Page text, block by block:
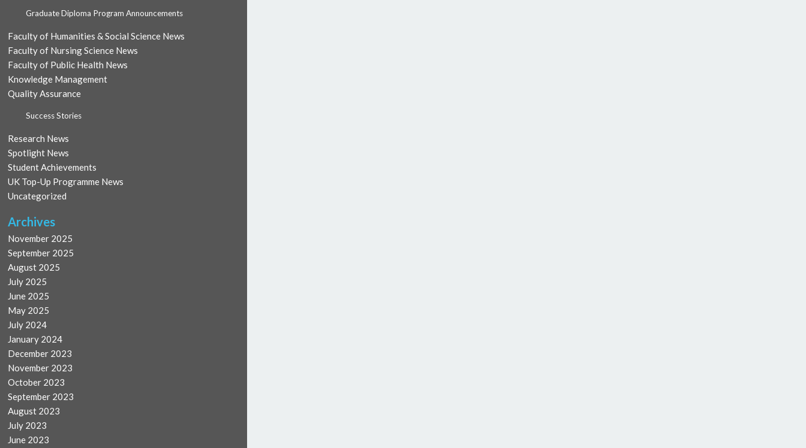
Graduate Diploma Program Announcements
Faculty of Humanities & Social Science News
Faculty of Nursing Science News
Faculty of Public Health News
Knowledge Management
Quality Assurance
Success Stories
Research News
Spotlight News
Student Achievements
UK Top-Up Programme News
Uncategorized
Archives
November 2025
September 2025
August 2025
July 2025
June 2025
May 2025
July 2024
January 2024
December 2023
November 2023
October 2023
September 2023
August 2023
July 2023
June 2023